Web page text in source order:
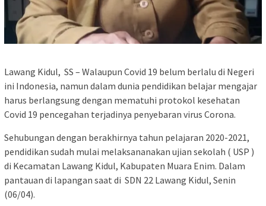
Lawang Kidul, SS – Walaupun Covid 19 belum berlalu di Negeri
ini Indonesia, namun dalam dunia pendidikan belajar mengajar
harus berlangsung dengan mematuhi protokol kesehatan
Covid 19 pencegahan terjadinya penyebaran virus Corona.
Sehubungan dengan berakhirnya tahun pelajaran 2020-2021,
pendidikan sudah mulai melaksananakan ujian sekolah ( USP )
di Kecamatan Lawang Kidul, Kabupaten Muara Enim. Dalam
pantauan di lapangan saat di SDN 22 Lawang Kidul, Senin
(06/04).